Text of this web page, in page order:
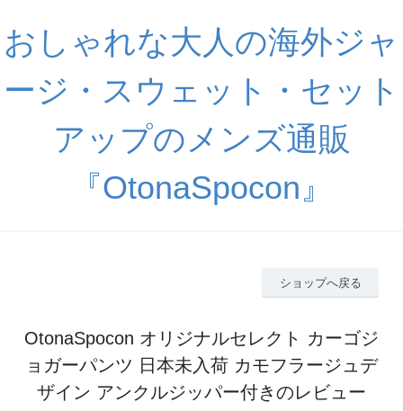
おしゃれな大人の海外ジャ
ージ・スウェット・セット
アップのメンズ通販
『OtonaSpocon』
ショップへ戻る
OtonaSpocon オリジナルセレクト カーゴジ
ョガーパンツ 日本未入荷 カモフラージュデ
ザイン アンクルジッパー付きのレビュー